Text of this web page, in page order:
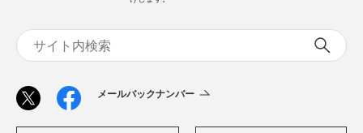
メールバックナンバー